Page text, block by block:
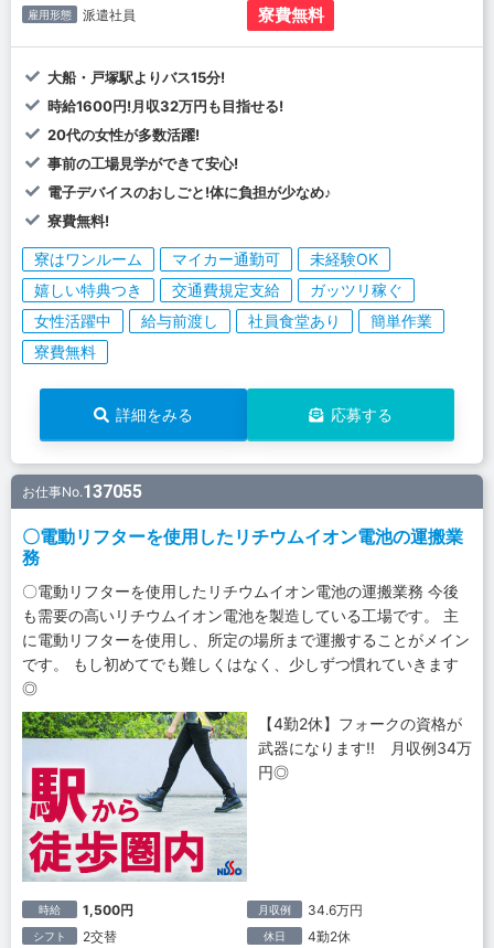
雇用形態 派遣社員 寮費無料
大船・戸塚駅よりバス15分!
時給1600円!月収32万円も目指せる!
20代の女性が多数活躍!
事前の工場見学ができて安心!
電子デバイスのおしごと!体に負担が少なめ♪
寮費無料!
寮はワンルーム マイカー通勤可
未経験OK
嬉しい特典つき
交通費規定支給
ガッツリ稼ぐ
女性活躍中
給与前渡し 社員食堂あり
簡単作業
寮費無料
詳細をみる 応募する
お仕事No.137055
〇電動リフターを使用したリチウムイオン電池の運搬業
務
〇電動リフターを使用したリチウムイオン電池の運搬業務 今後
も需要の高いリチウムイオン電池を製造している工場です。 主
に電動リフターを使用し、所定の場所まで運搬することがメイン
です。 もし初めてでも難しくはなく、少しずつ慣れていきます
◎
【4勤2休】フォークの資格が
武器になります!! 月収例34万
円◎
時給 1,500円 月収例 34.6万円
シフト 2交替 休日 4勤2休